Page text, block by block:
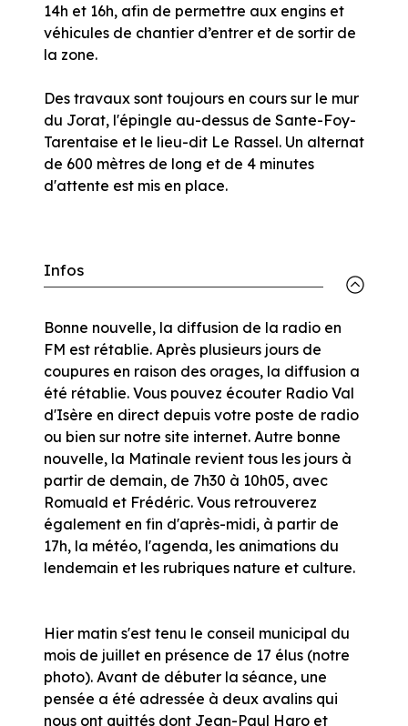
14h et 16h, afin de permettre aux engins et
véhicules de chantier d’entrer et de sortir de
la zone.
Des travaux sont toujours en cours sur le mur
du Jorat, l'épingle au-dessus de Sante-Foy-
Tarentaise et le lieu-dit Le Rassel. Un alternat
de 600 mètres de long et de 4 minutes
d'attente est mis en place.
Infos
Bonne nouvelle, la diffusion de la radio en
FM est rétablie. Après plusieurs jours de
coupures en raison des orages, la diffusion a
été rétablie. Vous pouvez écouter Radio Val
d'Isère en direct depuis votre poste de radio
ou bien sur notre site internet. Autre bonne
nouvelle, la Matinale revient tous les jours à
partir de demain, de 7h30 à 10h05, avec
Romuald et Frédéric. Vous retrouverez
également en fin d'après-midi, à partir de
17h, la météo, l'agenda, les animations du
lendemain et les rubriques nature et culture.
Hier matin s'est tenu le conseil municipal du
mois de juillet en présence de 17 élus (notre
photo). Avant de débuter la séance, une
pensée a été adressée à deux avalins qui
nous ont quittés dont Jean-Paul Haro et